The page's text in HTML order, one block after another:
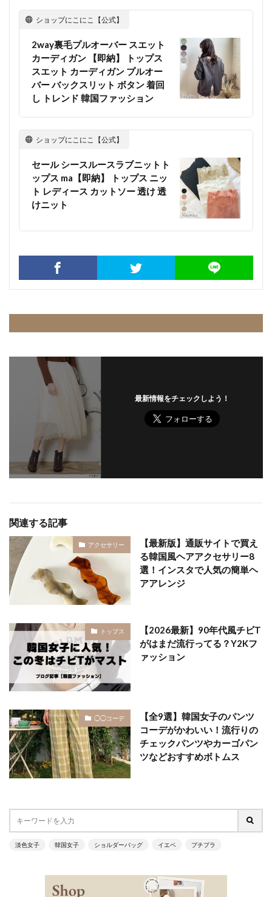
ショップにこにこ【公式】
2way裏毛プルオーバー スエット
カーディガン 【即納】 トップス
スエット カーディガン プルオー
バー バックスリット ボタン 着回
し トレンド 韓国ファッション
ショップにこにこ【公式】
セール シースルースラブニットト
ップス ma【即納】 トップス ニッ
ト レディース カットソー 透け 透
けニット
最新情報をチェックしよう！
関連する記事
アクセサリー
【最新版】通販サイトで買え
る韓国風ヘアアクセサリー8
選！インスタで人気の簡単ヘ
アアレンジ
トップス
【2026最新】90年代風チビT
がはまだ流行ってる？Y2Kフ
ァッション
◯◯コーデ
【全9選】韓国女子のパンツ
コーデがかわいい！流行りの
チェックパンツやカーゴパン
ツなどおすすめボトムス
淡色女子 韓国女子 ショルダーバッグ イエベ プチプラ